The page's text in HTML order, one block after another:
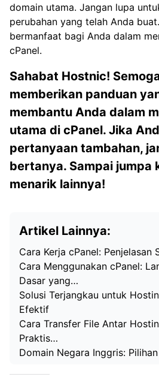
domain utama. Jangan lupa
perubahan yang telah Anda
bermanfaat bagi Anda dalam
cPanel.
Sahabat Hostnic!
memberikan panduan
membantu Anda dalam
utama di cPanel. Jika
pertanyaan tambahan,
bertanya. Sampai jumpa
menarik lainnya!
Artikel Lainnya:
Cara Kerja cPanel:
Cara Menggunakan cPanel:
Dasar yang…
Solusi Terjangkau untuk
Efektif
Cara Transfer File Antar
Praktis…
Domain Negara Inggris: